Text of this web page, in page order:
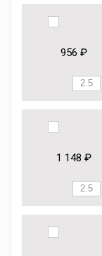
956 ₽
1 148 ₽